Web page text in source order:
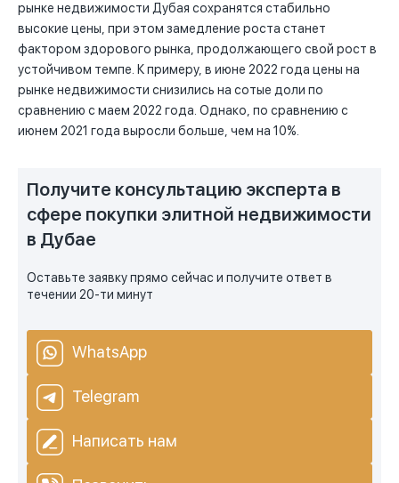
рынке недвижимости Дубая сохранятся стабильно
высокие цены, при этом замедление роста станет
фактором здорового рынка, продолжающего свой рост в
устойчивом темпе. К примеру, в июне 2022 года цены на
рынке недвижимости снизились на сотые доли по
сравнению с маем 2022 года. Однако, по сравнению с
июнем 2021 года выросли больше, чем на 10%.
Получите консультацию эксперта в
сфере покупки элитной недвижимости
в Дубае
Оставьте заявку прямо сейчас и получите ответ в
течении 20-ти минут
WhatsApp
Telegram
Написать нам